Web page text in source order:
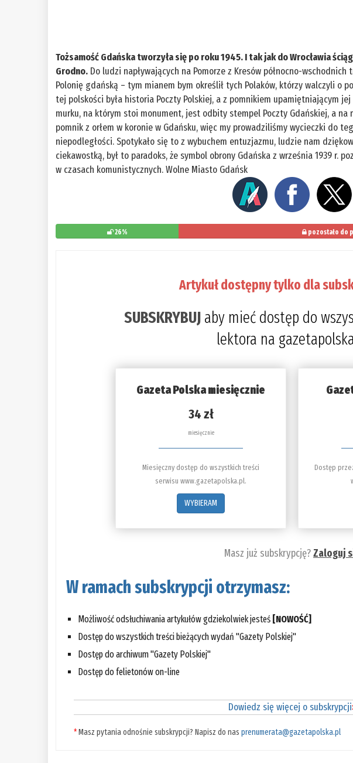
Tożsamość Gdańska tworzyła się po roku 1945. I tak jak do Wrocławia
Grodno. Do ludzi napływających na Pomorze z Kresów północno-
Polonię gdańską – tym mianem bym określił tych Polaków, którzy walczyli o
tej polskości była historia Poczty Polskiej, a z pomnikiem upamiętniającym
murku, na którym stoi monument, jest odbity stempel Poczty Gdańskiej, a na
pomnik z orłem w koronie w Gdańsku, więc my prowadziliśmy wycieczki do
niepodległości. Spotykało się to z wybuchem entuzjazmu, ludzie nam
ciekawostką, był to paradoks, że symbol obrony Gdańska z września 1939 r.
w czasach komunistycznych. Wolne Miasto Gdańsk
26% pozostało do
Artykuł dostępny tylko dla
SUBSKRYBUJ aby mieć dostęp do
lektora na
Gazeta Polska miesięcznie
34 zł
miesięcznie
Miesięczny dostęp do wszystkich treści
serwisu www.gazetapolska.pl.
WYBIERAM
Dostęp
Masz już subskrypcję?Zaloguj
W ramach subskrypcji otrzymasz:
Możliwość odsłuchiwania artykułów gdziekolwiek jesteś [NOWOŚĆ]
Dostęp do wszystkich treści bieżących wydań "Gazety Polskiej"
Dostęp do archiwum "Gazety Polskiej"
Dostęp do felietonów on-line
Dowiedz się więcej o subskrypcji
*Masz pytania odnośnie subskrypcji? Napisz do nasprenumerata@gazetapolska.pl